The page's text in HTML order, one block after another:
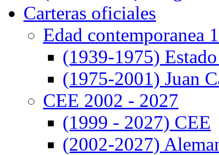
Carteras oficiales
Edad contemporanea
(1939-1975)
(1975-2001) Juan
CEE 2002 - 2027
(1999 - 2027) CEE
(2002-2027)